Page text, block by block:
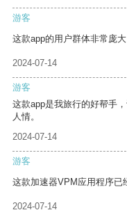
游客
这款app的用户群体非常庞
2024-07-14
游客
这款app是我旅行的好帮手
人情。
2024-07-14
游客
这款加速器VPM应用程序已
2024-07-14